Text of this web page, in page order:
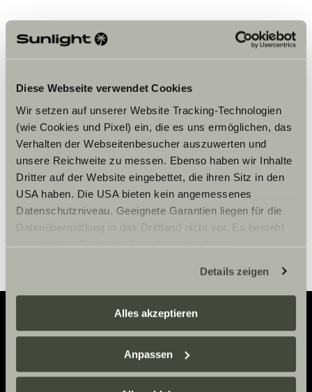
Diese Webseite verwendet Cookies
Wir setzen auf unserer Website Tracking-Technologien
(wie Cookies und Pixel) ein, die es uns ermöglichen, das
Verhalten der Webseitenbesucher auszuwerten und
unsere Reichweite zu messen. Ebenso haben wir Inhalte
Dritter auf der Website eingebettet, die ihren Sitz in den
USA haben. Die USA bieten kein angemessenes
Datenschutzniveau. Geeignete Garantien liegen für die
Datenübermittlung in das Drittland nicht vor. Es besteht
ein erhöhtes Risiko für Betroffene, da diesen
zustehen. Eingesetzte Dienstleister können Daten für
eigene Zwecke verarbeiten und mit anderen Daten
zusammenführen. Weitere Informationen finden Sie hier:
Datenschutzerklärung
einzelne Cookies/Dienste in den Einstellungen aus,
erteilen Sie uns Ihre Einwilligung zur Verarbeitung Ihrer
Details zeigen
Alles akzeptieren
Anpassen
Vennligst aksepter
markedsføringscookies for å se
innholdet.
Innstillinger for cookies
Adventure
Now.